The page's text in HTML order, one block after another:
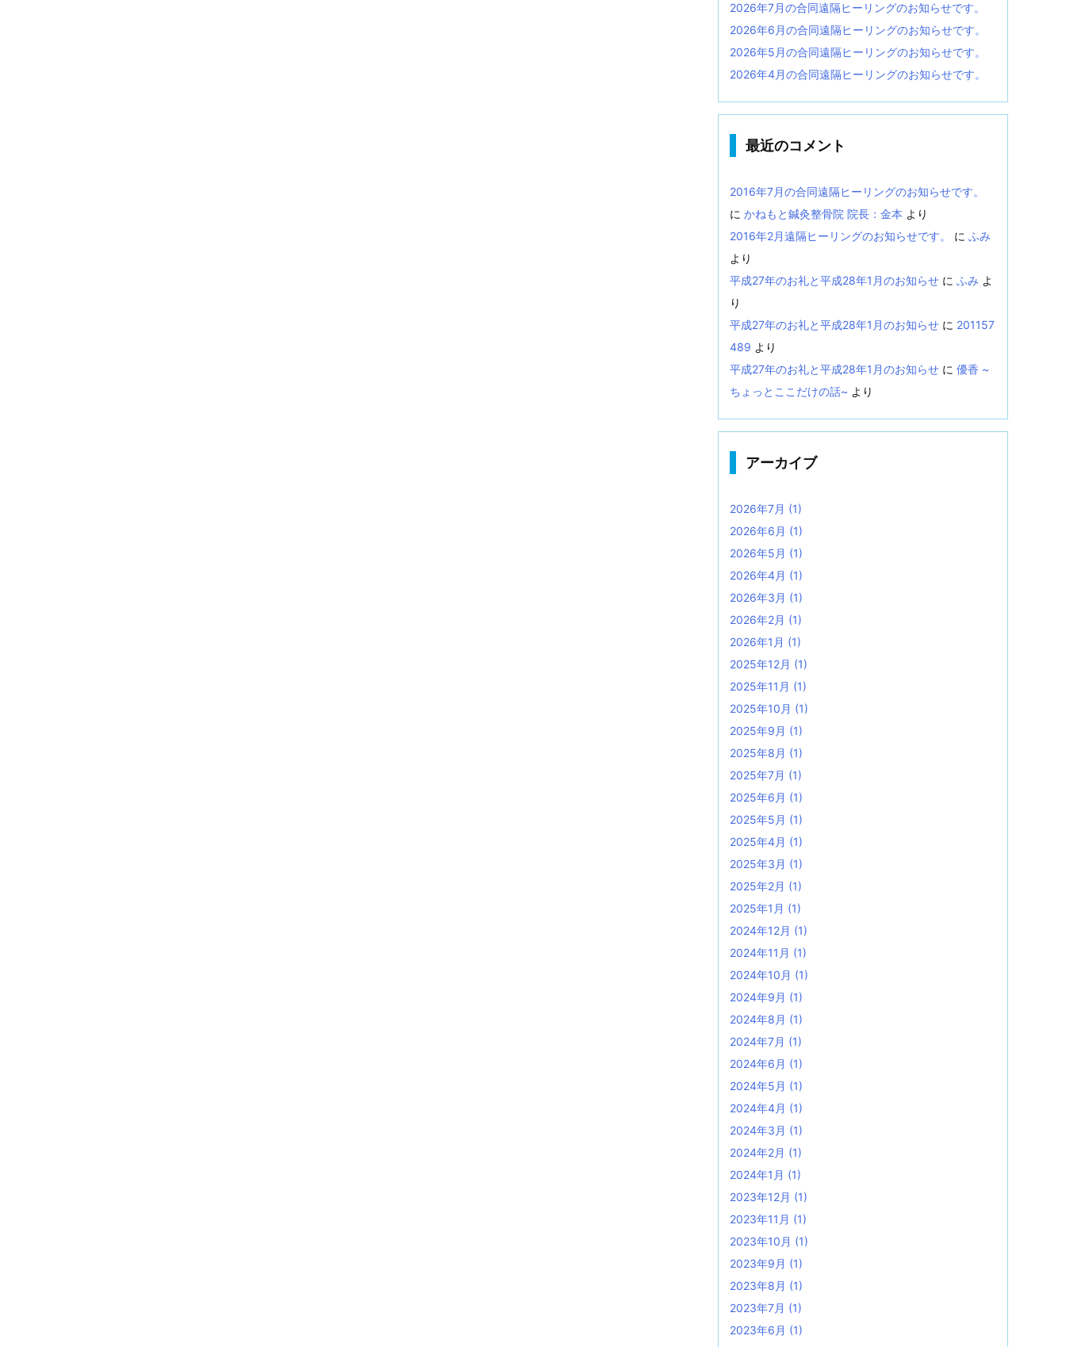
2026年7月の合同遠隔ヒーリングのお知らせです。
2026年6月の合同遠隔ヒーリングのお知らせです。
2026年5月の合同遠隔ヒーリングのお知らせです。
2026年4月の合同遠隔ヒーリングのお知らせです。
最近のコメント
2016年7月の合同遠隔ヒーリングのお知らせです。
に かねもと鍼灸整骨院 院長：金本 より
2016年2月遠隔ヒーリングのお知らせです。
に ふみ
より
平成27年のお礼と平成28年1月のお知らせ に ふみ よ
り
平成27年のお礼と平成28年1月のお知らせ に 201157
489 より
平成27年のお礼と平成28年1月のお知らせ に 優香 ~
ちょっとここだけの話~ より
アーカイブ
2026年7月 (1)
2026年6月 (1)
2026年5月 (1)
2026年4月 (1)
2026年3月 (1)
2026年2月 (1)
2026年1月 (1)
2025年12月 (1)
2025年11月 (1)
2025年10月 (1)
2025年9月 (1)
2025年8月 (1)
2025年7月 (1)
2025年6月 (1)
2025年5月 (1)
2025年4月 (1)
2025年3月 (1)
2025年2月 (1)
2025年1月 (1)
2024年12月 (1)
2024年11月 (1)
2024年10月 (1)
2024年9月 (1)
2024年8月 (1)
2024年7月 (1)
2024年6月 (1)
2024年5月 (1)
2024年4月 (1)
2024年3月 (1)
2024年2月 (1)
2024年1月 (1)
2023年12月 (1)
2023年11月 (1)
2023年10月 (1)
2023年9月 (1)
2023年8月 (1)
2023年7月 (1)
2023年6月 (1)